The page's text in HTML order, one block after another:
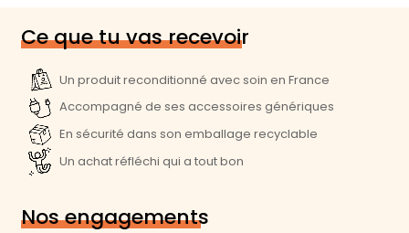
Haut parleur(s) : Stéréo
Dimensions et poids
Poids : 1,25 Kg
Largeur : 30,4 cm
Profondeur :
Ce que tu vas recevoir
Un produit reconditionné avec soin en France
Accompagné de ses accessoires génériques
En sécurité dans son emballage recyclable
Un achat réfléchi qui a tout bon
Nos engagements